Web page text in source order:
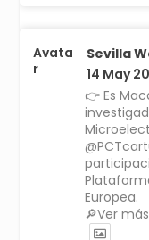
Avata
r
Sevilla
14 May
👉 Es
Europea.
🔎Ver